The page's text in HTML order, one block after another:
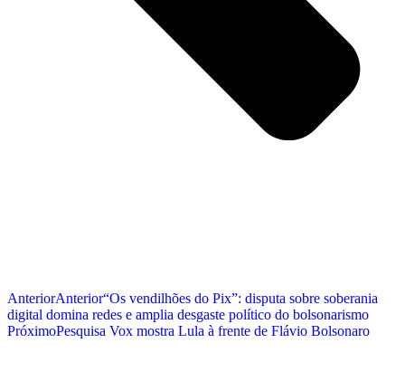
AnteriorAnterior“Os vendilhões do Pix”: disputa sobre soberania
digital domina redes e amplia desgaste político do bolsonarismo
PróximoPesquisa Vox mostra Lula à frente de Flávio Bolsonaro